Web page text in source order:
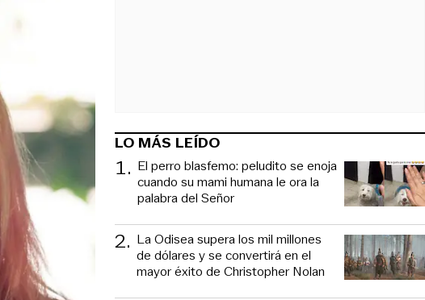
LO MÁS LEÍDO
1. El perro blasfemo: peludito se enoja
cuando su mami humana le ora la
palabra del Señor
2. La Odisea supera los mil millones
de dólares y se convertirá en el
mayor éxito de Christopher Nolan